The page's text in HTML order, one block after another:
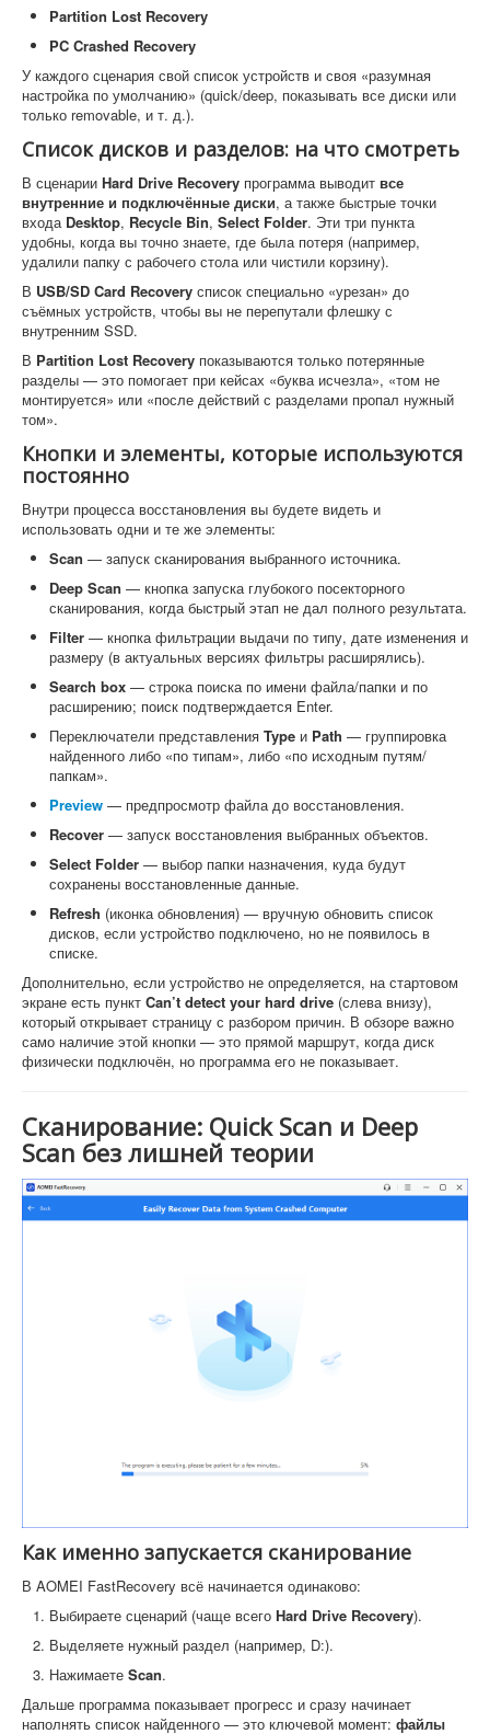
Partition Lost Recovery
PC Crashed Recovery
У каждого сценария свой список устройств и своя «разумная
настройка по умолчанию» (quick/deep, показывать все диски или
только removable, и т. д.).
Список дисков и разделов: на что смотреть
В сценарии Hard Drive Recovery программа выводит все
внутренние и подключённые диски, а также быстрые точки
входа Desktop, Recycle Bin, Select Folder. Эти три пункта
удобны, когда вы точно знаете, где была потеря (например,
удалили папку с рабочего стола или чистили корзину).
В USB/SD Card Recovery список специально «урезан» до
съёмных устройств, чтобы вы не перепутали флешку с
внутренним SSD.
В Partition Lost Recovery показываются только потерянные
разделы — это помогает при кейсах «буква исчезла», «том не
монтируется» или «после действий с разделами пропал нужный
том».
Кнопки и элементы, которые используются
постоянно
Внутри процесса восстановления вы будете видеть и
использовать одни и те же элементы:
Scan — запуск сканирования выбранного источника.
Deep Scan — кнопка запуска глубокого посекторного
сканирования, когда быстрый этап не дал полного результата.
Filter — кнопка фильтрации выдачи по типу, дате изменения и
размеру (в актуальных версиях фильтры расширялись).
Search box — строка поиска по имени файла/папки и по
расширению; поиск подтверждается Enter.
Переключатели представления Type и Path — группировка
найденного либо «по типам», либо «по исходным путям/
папкам».
Preview — предпросмотр файла до восстановления.
Recover — запуск восстановления выбранных объектов.
Select Folder — выбор папки назначения, куда будут
сохранены восстановленные данные.
Refresh (иконка обновления) — вручную обновить список
дисков, если устройство подключено, но не появилось в
списке.
Дополнительно, если устройство не определяется, на стартовом
экране есть пункт Can’t detect your hard drive (слева внизу),
который открывает страницу с разбором причин. В обзоре важно
само наличие этой кнопки — это прямой маршрут, когда диск
физически подключён, но программа его не показывает.
Сканирование: Quick Scan и Deep
Scan без лишней теории
Как именно запускается сканирование
В AOMEI FastRecovery всё начинается одинаково:
Выбираете сценарий (чаще всего Hard Drive Recovery).
Выделяете нужный раздел (например, D:).
Нажимаете Scan.
Дальше программа показывает прогресс и сразу начинает
наполнять список найденного — это ключевой момент: файлы